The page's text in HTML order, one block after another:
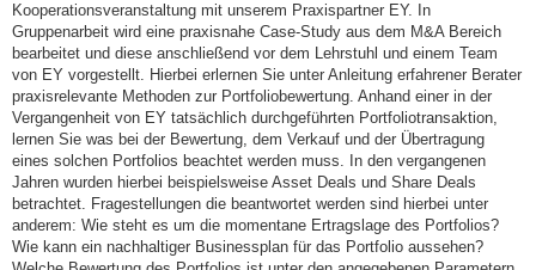
Kooperationsveranstaltung mit unserem Praxispartner EY. In
Gruppenarbeit wird eine praxisnahe Case-Study aus dem M&A Bereich
bearbeitet und diese anschließend vor dem Lehrstuhl und einem Team
von EY vorgestellt. Hierbei erlernen Sie unter Anleitung erfahrener Berater
praxisrelevante Methoden zur Portfoliobewertung. Anhand einer in der
Vergangenheit von EY tatsächlich durchgeführten Portfoliotransaktion,
lernen Sie was bei der Bewertung, dem Verkauf und der Übertragung
eines solchen Portfolios beachtet werden muss. In den vergangenen
Jahren wurden hierbei beispielsweise Asset Deals und Share Deals
betrachtet. Fragestellungen die beantwortet werden sind hierbei unter
anderem: Wie steht es um die momentane Ertragslage des Portfolios?
Wie kann ein nachhaltiger Businessplan für das Portfolio aussehen?